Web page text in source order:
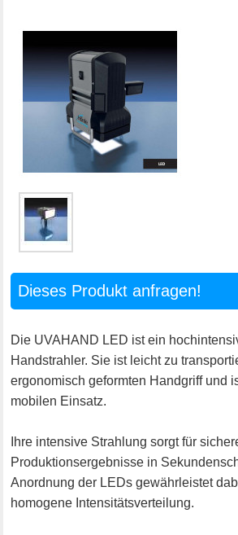
Dieses Produkt anfragen!
Die UVAHAND LED ist ein
Handstrahler. Sie ist leicht zu
ergonomisch geformten Handgriff und
mobilen Einsatz.
Ihre intensive Strahlung sorgt für
Produktionsergebnisse in
Anordnung der LEDs gewährleistet
homogene Intensitätsverteilung.